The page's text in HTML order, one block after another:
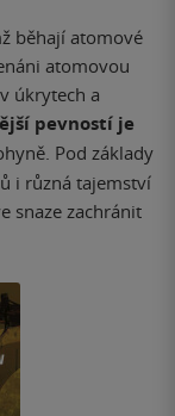
běhají atomové
atomovou
úkrytech a
pevností je
Pod základy
i různá tajemství
snaze zachránit